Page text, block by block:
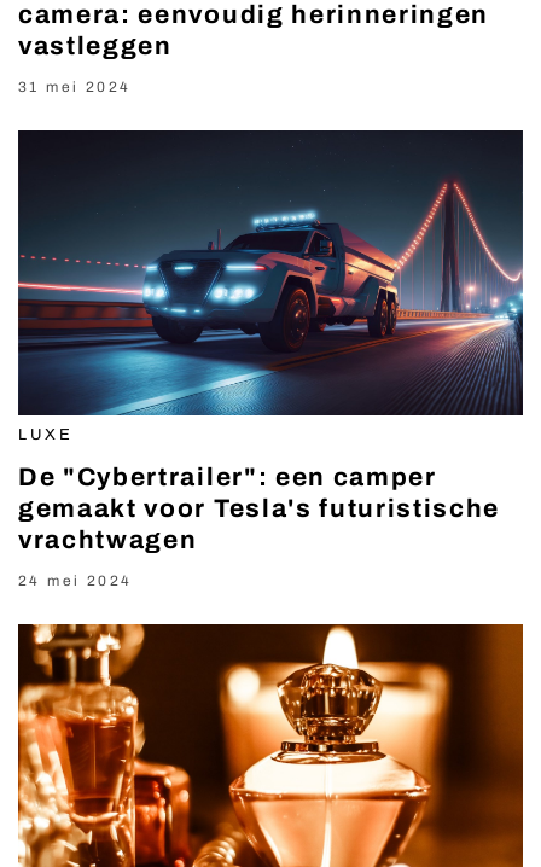
camera: eenvoudig herinneringen
vastleggen
31 mei 2024
LUXE
De "Cybertrailer": een camper
gemaakt voor Tesla's futuristische
vrachtwagen
24 mei 2024